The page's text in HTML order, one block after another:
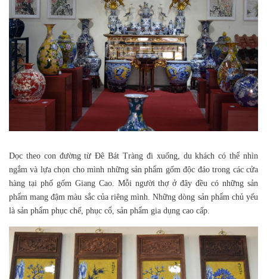
Dọc theo con đường từ Đê Bát Tràng đi xuống, du khách có thể nhìn
ngắm và lựa chọn cho mình những sản phẩm gốm độc đáo trong các cửa
hàng tại phố gốm Giang Cao. Mỗi người thợ ở đây đều có những sản
phẩm mang đậm màu sắc của riêng mình. Những dòng sản phẩm chủ yếu
là sản phẩm phục chế, phục cổ, sản phẩm gia dụng cao cấp.